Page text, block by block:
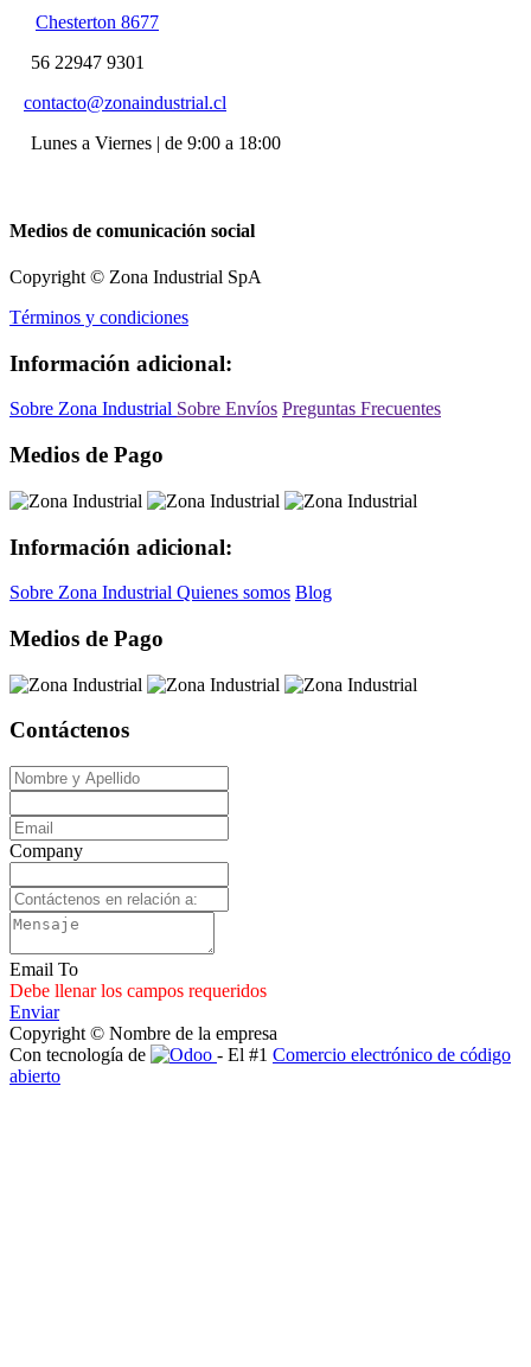
Chesterton 8677
56 22947 9301
contacto@zonaindustrial.cl
Lunes a Viernes | de 9:00 a 18:00
Medios de comunicación social
Copyright © Zona Industrial SpA
Términos y condiciones
Información adicional:
Sobre Zona Industrial Sobre Envíos Preguntas Frecuentes
Medios de Pago
Información adicional:
Sobre Zona Industrial Quienes somos Blog
Medios de Pago
Contáctenos
Company
Email To
Debe llenar los campos requeridos
Enviar
Copyright © Nombre de la empresa
Con tecnología de
- El #1 Comercio electrónico de código
abierto